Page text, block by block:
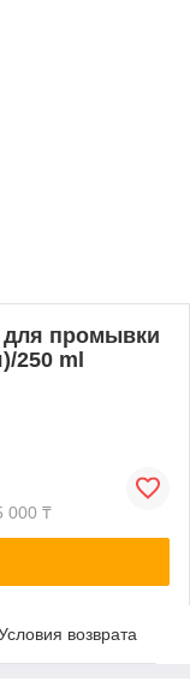
для промывки
250 ml
000 ₸
возврата